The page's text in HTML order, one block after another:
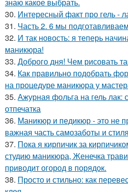
30. Интересный факт про гель -
31. Часть 2. 6 мы
32. И так новость: я теперь
маникюра!
33. Доброго дня! Чем рисовать
34. Как правильно подобрать
на процедуре маникюра у
35. Ажурная фольга на гель лак:
отпечатка
36. Маникюр и педикюр - это не
важная часть самозаботы и
37. Пока я кирпичик за
студию маникюра, Женечка
приводит огород в порядок.
38. Просто и стильно: как